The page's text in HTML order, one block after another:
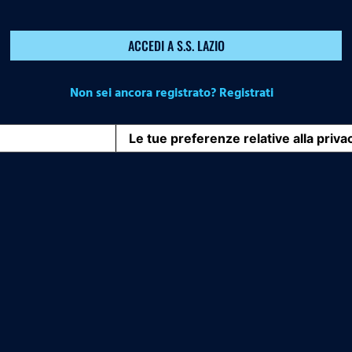
ACCEDI A S.S. LAZIO
Non sei ancora registrato? Registrati
Le tue preferenze relative alla